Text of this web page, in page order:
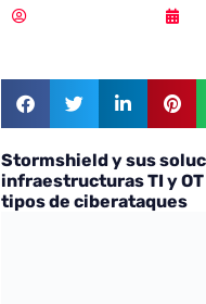
Stormshield y sus
infraestructuras TI y
tipos de ciberataques